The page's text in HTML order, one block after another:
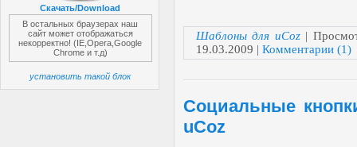
Скачать/Download
В остальных браузерах наш
сайт может отображаться
некорректно! (IE,Opera,Google
Chrome и т.д)
установить такой блок
Шаблоны для uCoz |
19.03.2009 | Комментарии (1)
Социальные
uCoz